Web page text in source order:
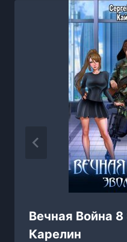
Вечная Война
Карелин